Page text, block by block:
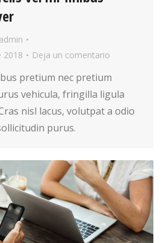
admin
2018
Deja un comentario
pretium nec pretium
vehicula, fringilla ligula
nisl lacus, volutpat a odio
purus.